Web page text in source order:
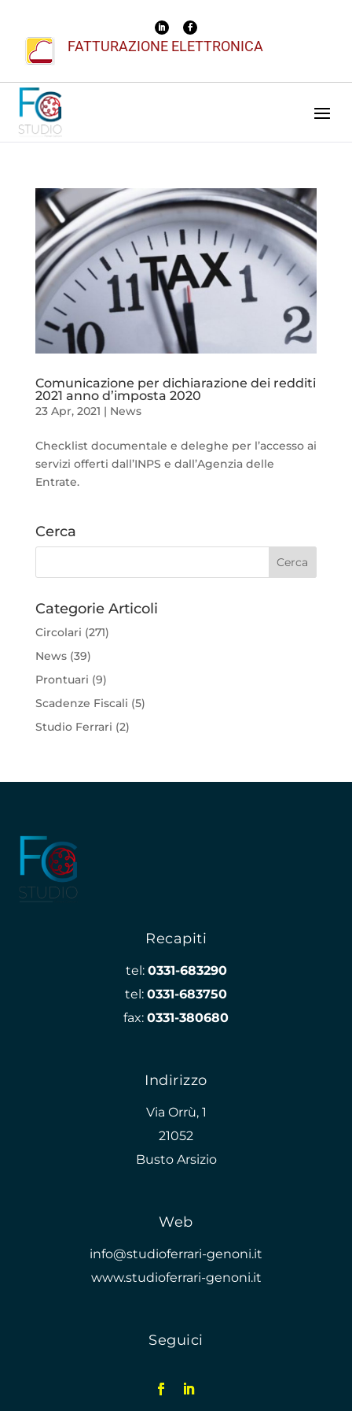
FATTURAZIONE ELETTRONICA
Comunicazione per dichiarazione dei redditi
2021 anno d’imposta 2020
23 Apr, 2021 | News
Checklist documentale e deleghe per l’accesso ai
servizi offerti dall’INPS e dall’Agenzia delle
Entrate.
Cerca
Categorie Articoli
Circolari (271)
News(39)
Prontuari (9)
Scadenze Fiscali (5)
Studio Ferrari (2)
Recapiti
tel: 0331-683290
tel: 0331-683750
fax: 0331-380680
Indirizzo
Via Orrù, 1
21052
Busto Arsizio
Web
info@studioferrari-genoni.it
www.studioferrari-genoni.it
Seguici